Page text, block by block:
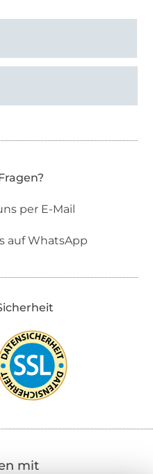
per E-Mail
auf WhatsApp
mit